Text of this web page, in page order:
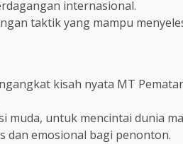
internasional.
taktik yang mampu
kisah nyata MT
muda, untuk mencintai dunia
dan emosional bagi penonton.